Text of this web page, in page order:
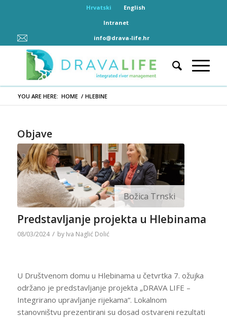
Hrvatski
English
Intranet
info@drava-life.hr
YOU ARE HERE: HOME / HLEBINE
Objave
Božica Trnski
Predstavljanje projekta u Hlebinama
08/03/2024 / by Iva Naglić Dolić
U Društvenom domu u Hlebinama u četvrtka 7. ožujka
održano je predstavljanje projekta „DRAVA LIFE –
Integrirano upravljanje rijekama“. Lokalnom
stanovništvu prezentirani su dosad ostvareni rezultati